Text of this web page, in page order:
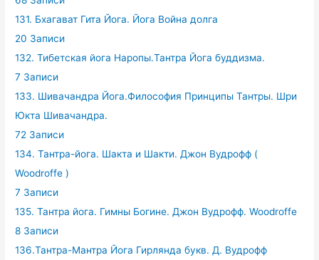
131. Бхагават Гита Йога. Йога Война долга
20 Записи
132. Тибетская йога Наропы.Тантра Йога буддизма.
7 Записи
133. Шивачандра Йога.Философия Принципы Тантры. Шри
Юкта Шивачандра.
72 Записи
134. Тантра-йога. Шакта и Шакти. Джон Вудрофф (
Woodroffe )
7 Записи
135. Тантра йога. Гимны Богине. Джон Вудрофф. Woodroffe
8 Записи
136.Тантра-Мантра Йога Гирлянда букв. Д. Вудрофф